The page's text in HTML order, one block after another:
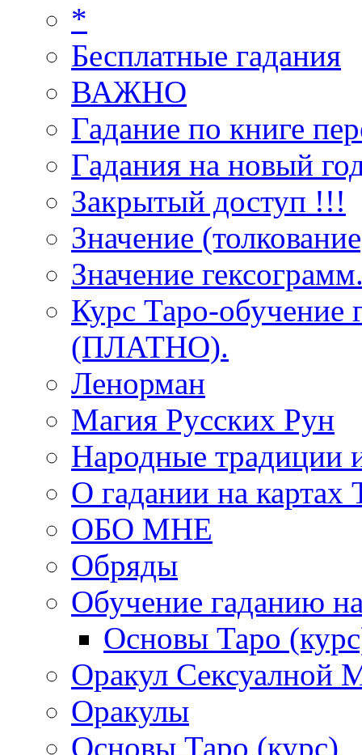
*
Бесплатные гадания
ВАЖНО
Гадание по книге
Гадания на новый
Закрытый доступ !!!
Значение
Значение
Курс Таро-обучение
(ПЛАТНО).
Ленорман
Магия Русских Рун
Народные традиции
О гадании на картах
ОБО МНЕ
Обряды
Обучение гаданию
Основы Таро
Оракул Сексуалной
Оракулы
Основы Таро (курс)